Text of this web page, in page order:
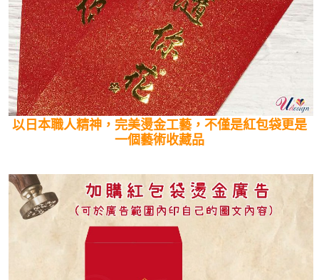
以日本職人精神，完美燙金工藝，不僅是紅包袋更是
一個藝術收藏品